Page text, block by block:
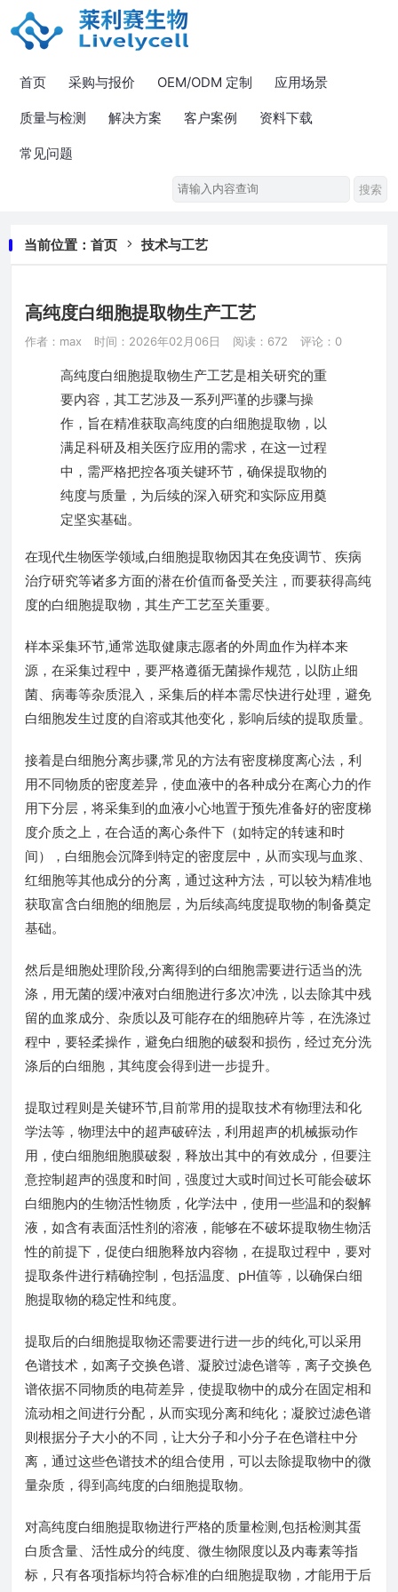
首页 采购与报价 OEM/ODM 定制 应用场景
质量与检测 解决方案 客户案例 资料下载
常见问题
当前位置： 首页 技术与工艺
高纯度白细胞提取物生产工艺
作者：max 时间：2026年02月06日 阅读：672 评论：0
高纯度白细胞提取物生产工艺是相关研究的重
要内容，其工艺涉及一系列严谨的步骤与操
作，旨在精准获取高纯度的白细胞提取物，以
满足科研及相关医疗应用的需求，在这一过程
中，需严格把控各项关键环节，确保提取物的
纯度与质量，为后续的深入研究和实际应用奠
定坚实基础。
在现代生物医学领域,白细胞提取物因其在免疫调节、疾病
治疗研究等诸多方面的潜在价值而备受关注，而要获得高纯
度的白细胞提取物，其生产工艺至关重要。
样本采集环节,通常选取健康志愿者的外周血作为样本来
源，在采集过程中，要严格遵循无菌操作规范，以防止细
菌、病毒等杂质混入，采集后的样本需尽快进行处理，避免
白细胞发生过度的自溶或其他变化，影响后续的提取质量。
接着是白细胞分离步骤,常见的方法有密度梯度离心法，利
用不同物质的密度差异，使血液中的各种成分在离心力的作
用下分层，将采集到的血液小心地置于预先准备好的密度梯
度介质之上，在合适的离心条件下（如特定的转速和时
间），白细胞会沉降到特定的密度层中，从而实现与血浆、
红细胞等其他成分的分离，通过这种方法，可以较为精准地
获取富含白细胞的细胞层，为后续高纯度提取物的制备奠定
基础。
然后是细胞处理阶段,分离得到的白细胞需要进行适当的洗
涤，用无菌的缓冲液对白细胞进行多次冲洗，以去除其中残
留的血浆成分、杂质以及可能存在的细胞碎片等，在洗涤过
程中，要轻柔操作，避免白细胞的破裂和损伤，经过充分洗
涤后的白细胞，其纯度会得到进一步提升。
提取过程则是关键环节,目前常用的提取技术有物理法和化
学法等，物理法中的超声破碎法，利用超声的机械振动作
用，使白细胞细胞膜破裂，释放出其中的有效成分，但要注
意控制超声的强度和时间，强度过大或时间过长可能会破坏
白细胞内的生物活性物质，化学法中，使用一些温和的裂解
液，如含有表面活性剂的溶液，能够在不破坏提取物生物活
性的前提下，促使白细胞释放内容物，在提取过程中，要对
提取条件进行精确控制，包括温度、pH值等，以确保白细
胞提取物的稳定性和纯度。
提取后的白细胞提取物还需要进行进一步的纯化,可以采用
色谱技术，如离子交换色谱、凝胶过滤色谱等，离子交换色
谱依据不同物质的电荷差异，使提取物中的成分在固定相和
流动相之间进行分配，从而实现分离和纯化；凝胶过滤色谱
则根据分子大小的不同，让大分子和小分子在色谱柱中分
离，通过这些色谱技术的组合使用，可以去除提取物中的微
量杂质，得到高纯度的白细胞提取物。
对高纯度白细胞提取物进行严格的质量检测,包括检测其蛋
白质含量、活性成分的纯度、微生物限度以及内毒素等指
标，只有各项指标均符合标准的白细胞提取物，才能用于后